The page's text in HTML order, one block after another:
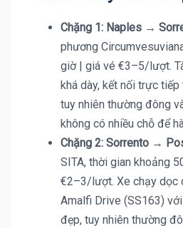
Chặng 1: Naples →
phương
giờ | giá vé €3–5/lượt.
khá dày, kết nối trực
tuy nhiên thường đông
không có nhiều chỗ để
Chặng 2: Sorrento →
SITA, thời gian khoảng
€2–3/lượt. Xe chạy dọc
Amalfi Drive (SS163)
đẹp, tuy nhiên thường